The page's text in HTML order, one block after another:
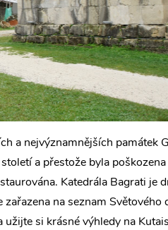
a nejvýznamnějších památek
a přestože byla
Katedrála Bagrati je
na seznam Světového
si krásné výhledy na